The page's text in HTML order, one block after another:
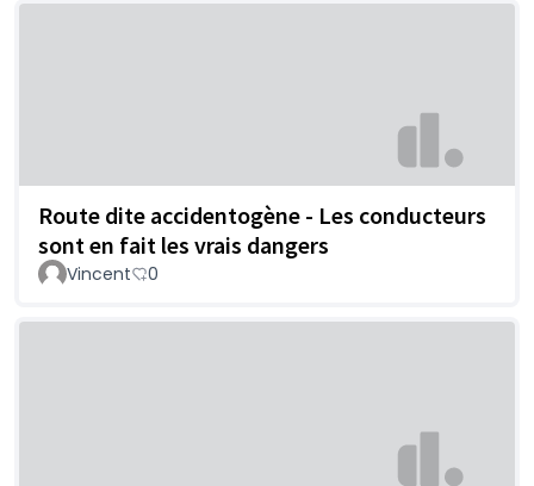
Route dite accidentogène - Les conducteurs
sont en fait les vrais dangers
Vincent 0